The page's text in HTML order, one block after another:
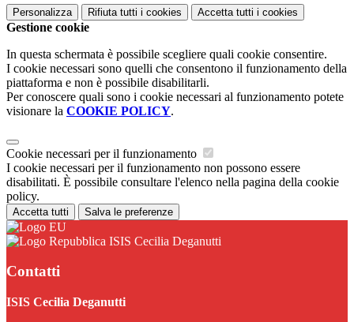
Personalizza Rifiuta tutti i cookies Accetta tutti i cookies
Gestione cookie
In questa schermata è possibile scegliere quali cookie consentire.
I cookie necessari sono quelli che consentono il funzionamento della
piattaforma e non è possibile disabilitarli.
Per conoscere quali sono i cookie necessari al funzionamento potete
visionare la COOKIE POLICY.
Cookie necessari per il funzionamento
I cookie necessari per il funzionamento non possono essere
disabilitati. È possibile consultare l'elenco nella pagina della cookie
policy.
Accetta tutti Salva le preferenze
ISIS Cecilia Deganutti
Contatti
ISIS Cecilia Deganutti